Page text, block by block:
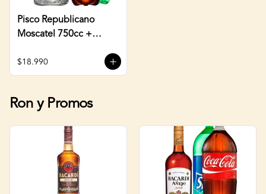
Pisco Republicano
Moscatel 750cc +
$18.990
Ron y Promos